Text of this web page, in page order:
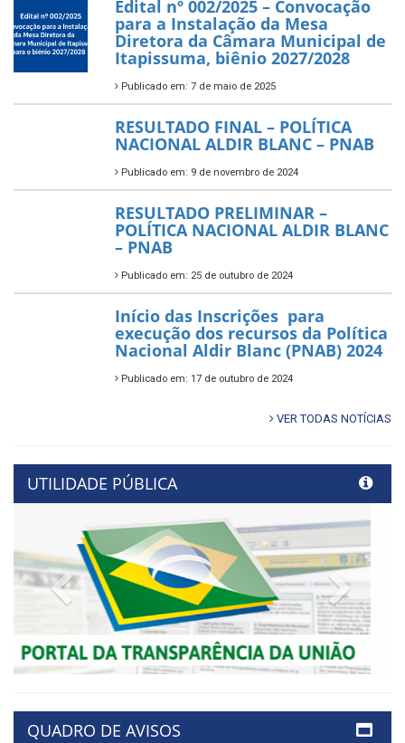
Edital nº 002/2025 – Convocação
para a Instalação da Mesa
Diretora da Câmara Municipal de
Itapissuma, biênio 2027/2028
Publicado em: 7 de maio de 2025
RESULTADO FINAL – POLÍTICA
NACIONAL ALDIR BLANC – PNAB
Publicado em: 9 de novembro de 2024
RESULTADO PRELIMINAR –
POLÍTICA NACIONAL ALDIR BLANC
– PNAB
Publicado em: 25 de outubro de 2024
Início das Inscrições para
execução dos recursos da Política
Nacional Aldir Blanc (PNAB) 2024
Publicado em: 17 de outubro de 2024
VER TODAS NOTÍCIAS
UTILIDADE PÚBLICA
Previous
QUADRO DE AVISOS